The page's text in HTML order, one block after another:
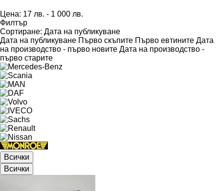
Цена: 17 лв. - 1 000 лв.
Филтър
Сортиране: Дата на публикуване
Дата на публикуване Първо скъпите Първо евтините Дата
на производство - първо новите Дата на производство -
първо старите
Всички
Всички